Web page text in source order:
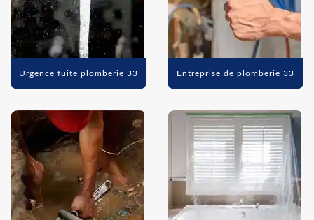
Urgence fuite plomberie 33 Entreprise de plomberie 33